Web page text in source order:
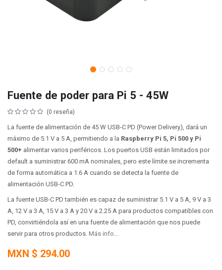
Fuente de poder para Pi 5 - 45W
(0 reseña)
La fuente de alimentación de 45 W USB-C PD (Power Delivery), dará un
máximo de 5.1 V a 5 A, permitiendo a la Raspberry Pi 5, Pi 500 y Pi
500+ alimentar varios periféricos. Los puertos USB están limitados por
default a suministrar 600 mA nominales, pero este límite se incrementa
de forma automática a 1.6 A cuando se detecta la fuente de
alimentación USB-C PD.
La fuente USB-C PD también es capaz de suministrar 5.1 V a 5 A, 9 V a 3
A, 12 V a 3 A, 15 V a 3 A y 20 V a 2.25 A para productos compatibles con
PD, convirtiéndola así en una fuente de alimentación que nos puede
servir para otros productos. Más info...
MXN $ 294.00